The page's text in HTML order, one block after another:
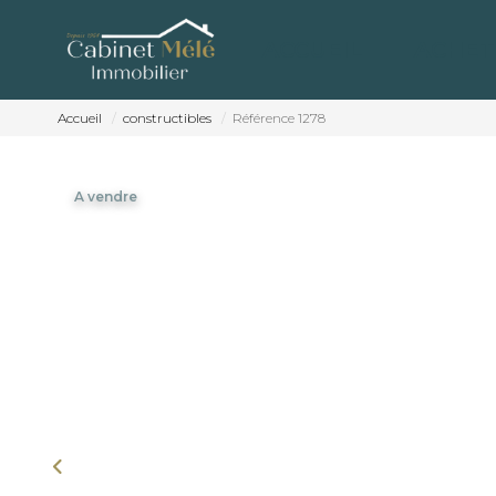
Accueil constructibles Référence 1278
A vendre